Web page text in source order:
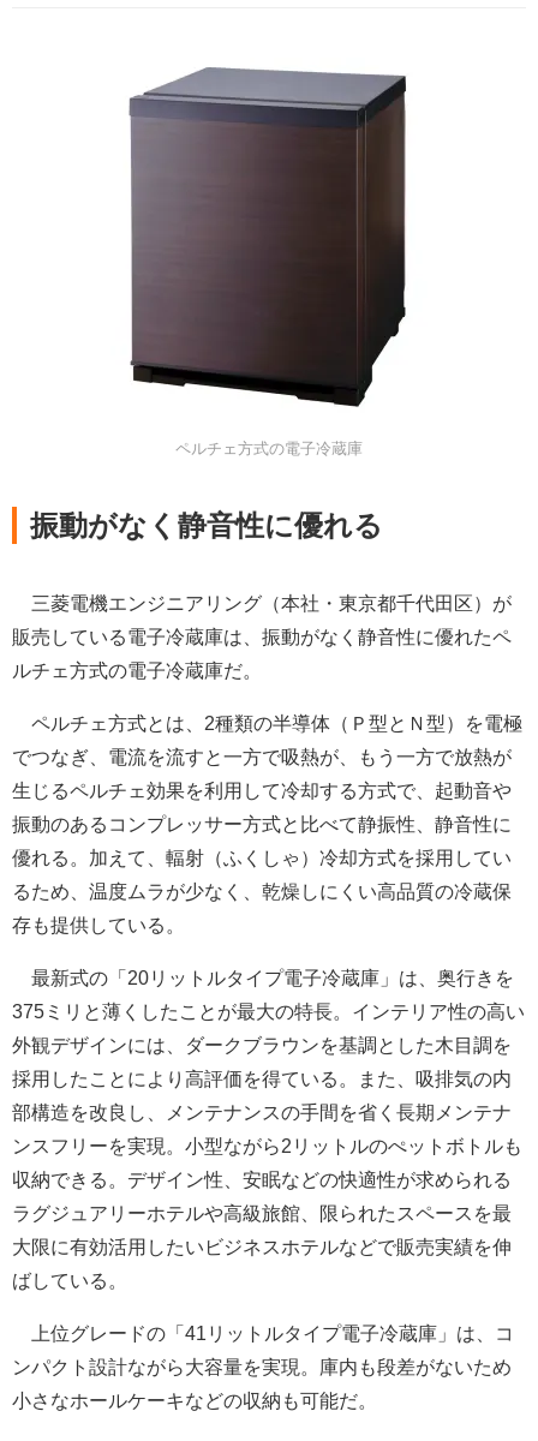
ペルチェ方式の電子冷蔵庫
振動がなく静音性に優れる
三菱電機エンジニアリング（本社・東京都千代田区）が
販売している電子冷蔵庫は、振動がなく静音性に優れたペ
ルチェ方式の電子冷蔵庫だ。
ペルチェ方式とは、2種類の半導体（Ｐ型とＮ型）を電極
でつなぎ、電流を流すと一方で吸熱が、もう一方で放熱が
生じるペルチェ効果を利用して冷却する方式で、起動音や
振動のあるコンプレッサー方式と比べて静振性、静音性に
優れる。加えて、輻射（ふくしゃ）冷却方式を採用してい
るため、温度ムラが少なく、乾燥しにくい高品質の冷蔵保
存も提供している。
最新式の「20リットルタイプ電子冷蔵庫」は、奥行きを
375ミリと薄くしたことが最大の特長。インテリア性の高い
外観デザインには、ダークブラウンを基調とした木目調を
採用したことにより高評価を得ている。また、吸排気の内
部構造を改良し、メンテナンスの手間を省く長期メンテナ
ンスフリーを実現。小型ながら2リットルのぺットボトルも
収納できる。デザイン性、安眠などの快適性が求められる
ラグジュアリーホテルや高級旅館、限られたスペースを最
大限に有効活用したいビジネスホテルなどで販売実績を伸
ばしている。
上位グレードの「41リットルタイプ電子冷蔵庫」は、コ
ンパクト設計ながら大容量を実現。庫内も段差がないため
小さなホールケーキなどの収納も可能だ。